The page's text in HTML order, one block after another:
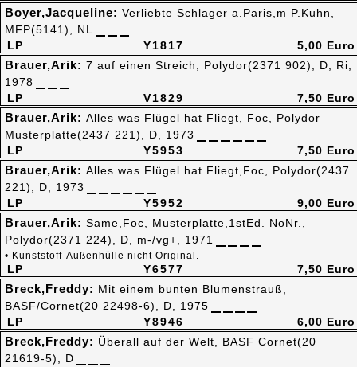
Y1817
LP
Boyer,Jacqueline: Verliebte Schlager a.Paris,m P.Kuhn,
MFP(5141), NL
5,00 Euro
V1829
LP
Brauer,Arik: 7 auf einen Streich, Polydor(2371 902), D, Ri,
1978
7,50 Euro
Y5953
LP
Brauer,Arik: Alles was Flügel hat Fliegt, Foc, Polydor
Musterplatte(2437 221), D, 1973
7,50 Euro
Y5952
LP
Brauer,Arik: Alles was Flügel hat Fliegt,Foc, Polydor(2437
221), D, 1973
9,00 Euro
Y6577
LP
Brauer,Arik: Same,Foc, Musterplatte,1stEd. NoNr.,
Polydor(2371 224), D, m-/vg+, 1971
• Kunststoff-Außenhülle nicht Original.
7,50 Euro
Y8946
LP
Breck,Freddy: Mit einem bunten Blumenstrauß,
BASF/Cornet(20 22498-6), D, 1975
6,00 Euro
Breck,Freddy: Überall auf der Welt, BASF Cornet(20
21619-5), D